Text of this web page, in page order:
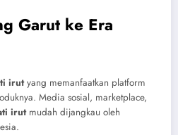
Garut ke Era
irutyang memanfaatkan platform
Media sosial, marketplace,
irutmudah dijangkau oleh